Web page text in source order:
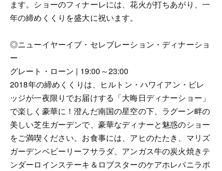
ます。ショーのフィナーレには、花火が打ちあがり、一
年の締めくくりを盛大に祝います。
◎ニューイヤーイブ・セレブレーション・ディナーショ
ー
グレート・ローン | 19:00～23:00
2018年の締めくくりは、ヒルトン・ハワイアン・ビレ
ッジが一夜限りでお届けする「大晦日ディナーショー」
で楽しく豪華に！澄んだ南国の星空の下、ラグーン畔の
美しい芝生ガーデンで、豪華なディナーと魅惑のショー
をご満喫ください。お食事には、アヒのたたき、マリズ
ガーデンベビーリーフサラダ、アンガス牛の炭火焼きテ
ンダーロインステーキ＆ロブスターのケアホレバニラポ